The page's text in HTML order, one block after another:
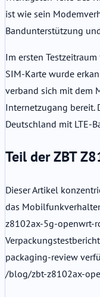
ist wie sein
Bandunterstützung
Im ersten
SIM-Karte wurde
verband sich mit dem
Internetzugang bereit.
Deutschland mit LTE-
Teil der ZBT
Dieser Artikel
das
z8102ax-5g-openwrt-
packaging-review
/blog/zbt-z8102ax-